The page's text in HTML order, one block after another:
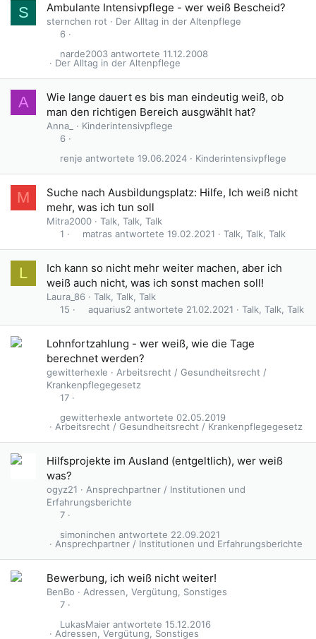
S Ambulante Intensivpflege - wer weiß Bescheid?
sternchen rot
Der Alltag in der Altenpflege
6
Der Alltag in der Altenpflege
11.12.2008
narde2003
A
Wie lange dauert es bis man eindeutig weiß, ob
man den richtigen Bereich ausgwählt hat?
Anna_
Kinderintensivpflege
6
Kinderintensivpflege
19.06.2024
renje
M
Suche nach Ausbildungsplatz: Hilfe, Ich weiß nicht
mehr, was ich tun soll
Mitra2000
Talk, Talk, Talk
1
Talk, Talk, Talk
19.02.2021
matras
L
Ich kann so nicht mehr weiter machen, aber ich
weiß auch nicht, was ich sonst machen soll!
Laura_86
Talk, Talk, Talk
15
Talk, Talk, Talk
21.02.2021
aquarius2
Lohnfortzahlung - wer weiß, wie die Tage
berechnet werden?
gewitterhexle
Arbeitsrecht / Gesundheitsrecht /
Krankenpflegegesetz
17
Arbeitsrecht / Gesundheitsrecht / Krankenpflegegesetz
02.05.2019
gewitterhexle
Hilfsprojekte im Ausland (entgeltlich), wer weiß
was?
ogyz21
Ansprechpartner / Institutionen und
Erfahrungsberichte
7
Ansprechpartner / Institutionen und Erfahrungsberichte
22.09.2021
simoninchen
Bewerbung, ich weiß nicht weiter!
BenBo
Adressen, Vergütung, Sonstiges
7
Adressen, Vergütung, Sonstiges
15.12.2016
LukasMaier